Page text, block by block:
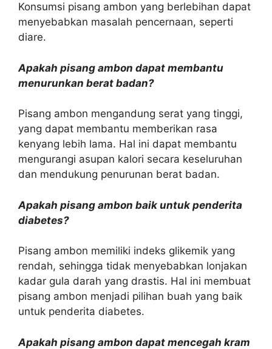
Konsumsi pisang ambon yang berlebihan dapat
menyebabkan masalah pencernaan, seperti
diare.
Apakah pisang ambon dapat membantu
menurunkan berat badan?
Pisang ambon mengandung serat yang tinggi,
yang dapat membantu memberikan rasa
kenyang lebih lama. Hal ini dapat membantu
mengurangi asupan kalori secara keseluruhan
dan mendukung penurunan berat badan.
Apakah pisang ambon baik untuk penderita
diabetes?
Pisang ambon memiliki indeks glikemik yang
rendah, sehingga tidak menyebabkan lonjakan
kadar gula darah yang drastis. Hal ini membuat
pisang ambon menjadi pilihan buah yang baik
untuk penderita diabetes.
Apakah pisang ambon dapat mencegah kram